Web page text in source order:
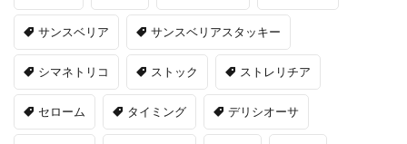
サンスベリア サンスベリアスタッキー
シマネトリコ ストック ストレリチア
セローム タイミング デリシオーサ